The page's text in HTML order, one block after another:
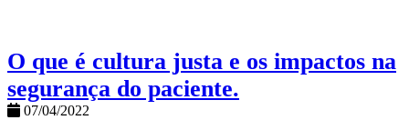
O que é cultura justa e os impactos na
segurança do paciente.
07/04/2022